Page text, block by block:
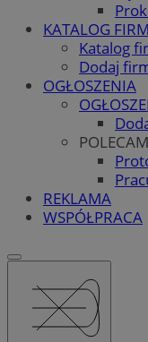
KATALOG FIRM
Katalog
Dodaj
OGŁOSZENIA
REKLAMA
WSPÓŁPRACA